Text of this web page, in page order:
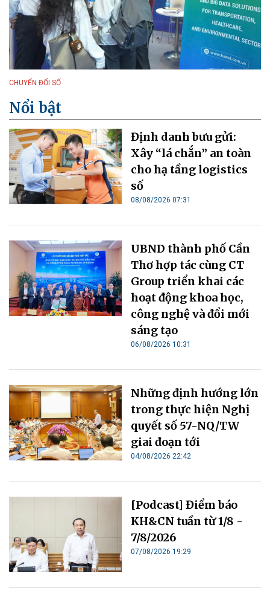
CHUYỂN ĐỔI SỐ
Nổi bật
Định danh bưu gửi:
Xây “lá chắn” an toàn
cho hạ tầng logistics
số
08/08/2026 07:31
UBND thành phố Cần
Thơ hợp tác cùng CT
Group triển khai các
hoạt động khoa học,
công nghệ và đổi mới
sáng tạo
06/08/2026 10:31
Những định hướng lớn
trong thực hiện Nghị
quyết số 57-NQ/TW
giai đoạn tới
04/08/2026 22:42
[Podcast] Điểm báo
KH&CN tuần từ 1/8 -
7/8/2026
07/08/2026 19:29